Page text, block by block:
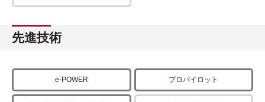
先進技術
e-POWER プロパイロット